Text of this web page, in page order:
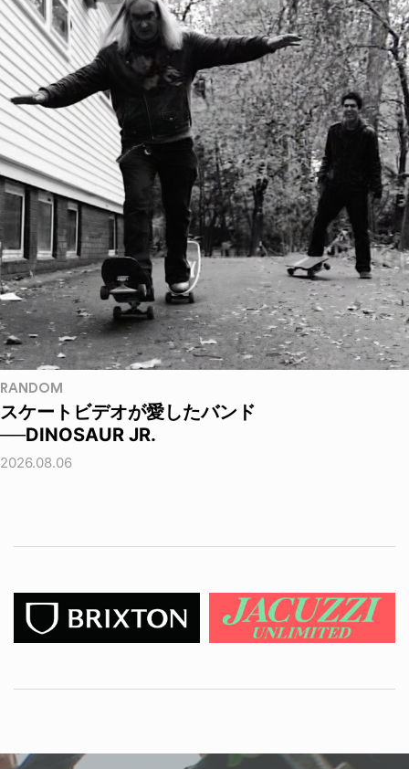
RANDOM
スケートビデオが愛したバンド
──DINOSAUR JR.
2026.08.06